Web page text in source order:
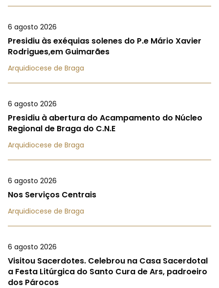
6 agosto 2026
Presidiu às exéquias solenes do P.e Mário Xavier
Rodrigues,em Guimarães
Arquidiocese de Braga
6 agosto 2026
Presidiu à abertura do Acampamento do Núcleo
Regional de Braga do C.N.E
Arquidiocese de Braga
6 agosto 2026
Nos Serviços Centrais
Arquidiocese de Braga
6 agosto 2026
Visitou Sacerdotes. Celebrou na Casa Sacerdotal
a Festa Litúrgica do Santo Cura de Ars, padroeiro
dos Párocos